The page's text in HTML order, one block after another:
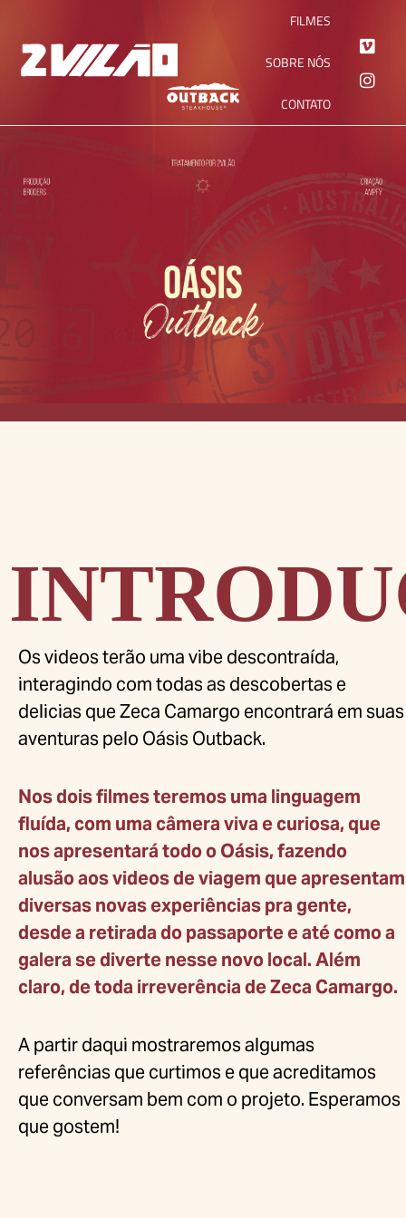
FILMES
SOBRE NÓS
CONTATO
Os videos terão uma vibe descontraída,
interagindo com todas as descobertas e
delicias que Zeca Camargo encontrará em suas
aventuras pelo Oásis Outback.
Nos dois filmes teremos uma linguagem
fluída, com uma câmera viva e curiosa, que
nos apresentará todo o Oásis, fazendo
alusão aos videos de viagem que apresentam
diversas novas experiências pra gente,
desde a retirada do passaporte e até como a
galera se diverte nesse novo local. Além
claro, de toda irreverência de Zeca Camargo.
A partir daqui mostraremos algumas
referências que curtimos e que acreditamos
que conversam bem com o projeto. Esperamos
que gostem!